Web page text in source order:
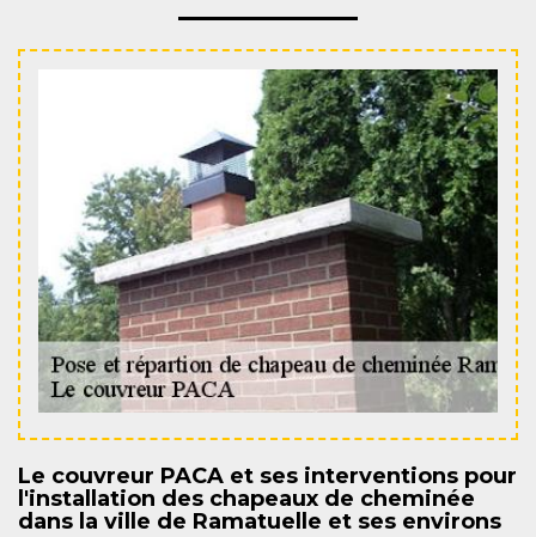
Le couvreur PACA et ses interventions pour
l'installation des chapeaux de cheminée
dans la ville de Ramatuelle et ses environs